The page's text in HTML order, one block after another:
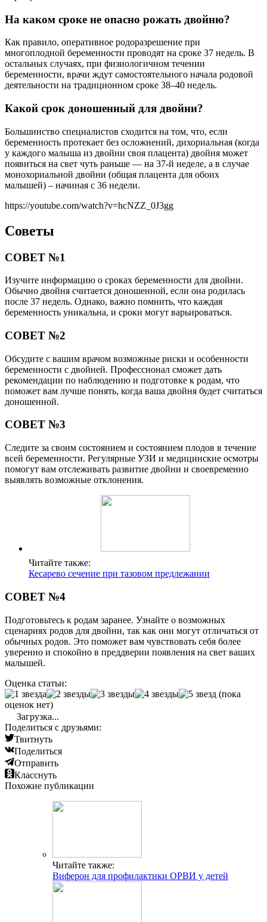
На каком сроке не опасно рожать двойню?
Как правило, оперативное родоразрешение при
многоплодной беременности проводят на сроке 37 недель. В
остальных случаях, при физиологичном течении
беременности, врачи ждут самостоятельного начала родовой
деятельности на традиционном сроке 38–40 недель.
Какой срок доношенный для двойни?
Большинство специалистов сходится на том, что, если
беременность протекает без осложнений, дихориальная (когда
у каждого малыша из двойни своя плацента) двойня может
появиться на свет чуть раньше — на 37-й неделе, а в случае
монохориальной двойни (общая плацента для обоих
малышей) – начиная с 36 недели.
https://youtube.com/watch?v=hcNZZ_0J3gg
Советы
СОВЕТ №1
Изучите информацию о сроках беременности для двойни.
Обычно двойня считается доношенной, если она родилась
после 37 недель. Однако, важно помнить, что каждая
беременность уникальна, и сроки могут варьироваться.
СОВЕТ №2
Обсудите с вашим врачом возможные риски и особенности
беременности с двойней. Профессионал сможет дать
рекомендации по наблюдению и подготовке к родам, что
поможет вам лучше понять, когда ваша двойня будет считаться
доношенной.
СОВЕТ №3
Следите за своим состоянием и состоянием плодов в течение
всей беременности. Регулярные УЗИ и медицинские осмотры
помогут вам отслеживать развитие двойни и своевременно
выявлять возможные отклонения.
Читайте также:
Кесарево сечение при тазовом предлежании
СОВЕТ №4
Подготовьтесь к родам заранее. Узнайте о возможных
сценариях родов для двойни, так как они могут отличаться от
обычных родов. Это поможет вам чувствовать себя более
уверенно и спокойно в преддверии появления на свет ваших
малышей.
Оценка статьи:
(пока
оценок нет)
Загрузка...
Поделиться с друзьями:
Твитнуть
Поделиться
Отправить
Класснуть
Похожие публикации
Читайте также:
Виферон для профилактики ОРВИ у детей